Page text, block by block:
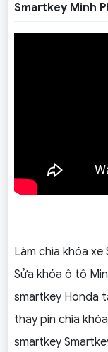
Smartkey Minh
Làm chìa khóa
Sửa khóa ô tô
smartkey Honda
thay pin chìa
smartkey